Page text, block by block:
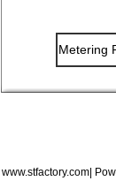
Metering
www.stfactory.com|